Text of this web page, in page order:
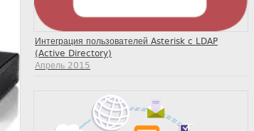
Интеграция пользователей Asterisk c LDAP
(Active Directory)
Апрель 2015